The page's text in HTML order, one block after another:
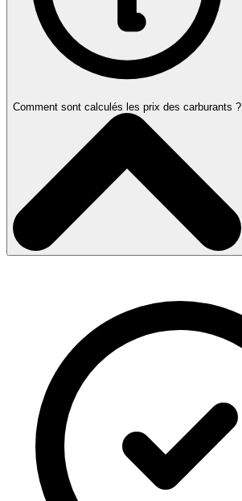
Comment sont calculés les prix des carburants ?